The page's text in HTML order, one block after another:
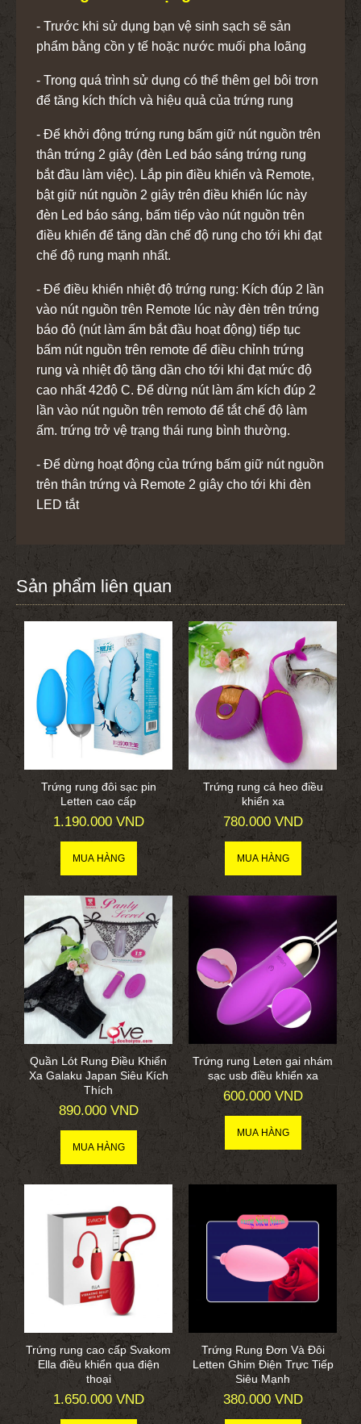
- Trước khi sử dụng bạn vệ sinh sạch sẽ sản
phẩm bằng cồn y tế hoặc nước muối pha loãng
- Trong quá trình sử dụng có thể thêm gel bôi trơn
để tăng kích thích và hiệu quả của trứng rung
- Để khởi động trứng rung bấm giữ nút nguồn trên
thân trứng 2 giây (đèn Led báo sáng trứng rung
bắt đầu làm việc). Lắp pin điều khiển và Remote,
bật giữ nút nguồn 2 giây trên điều khiển lúc này
đèn Led báo sáng, bấm tiếp vào nút nguồn trên
điều khiển để tăng dần chế độ rung cho tới khi đạt
chế độ rung mạnh nhất.
- Để điều khiển nhiệt độ trứng rung: Kích đúp 2 lần
vào nút nguồn trên Remote lúc này đèn trên trứng
báo đỏ (nút làm ấm bắt đầu hoạt động) tiếp tục
bấm nút nguồn trên remote để điều chỉnh trứng
rung và nhiệt độ tăng dần cho tới khi đạt mức độ
cao nhất 42độ C. Để dừng nút làm ấm kích đúp 2
lần vào nút nguồn trên remoto để tắt chế độ làm
ấm. trứng trở vệ trạng thái rung bình thường.
- Để dừng hoạt động của trứng bấm giữ nút nguồn
trên thân trứng và Remote 2 giây cho tới khi đèn
LED tắt
Sản phẩm liên quan
Trứng rung đôi sạc pin
Letten cao cấp
1.190.000 VND
Trứng rung cá heo điều
khiển xa
780.000 VND
Quần Lót Rung Điều Khiển
Xa Galaku Japan Siêu Kích
Thích
890.000 VND
Trứng rung Leten gai nhám
sạc usb điều khiển xa
600.000 VND
Trứng rung cao cấp Svakom
Ella điều khiển qua điện
thoại
1.650.000 VND
Trứng Rung Đơn Và Đôi
Letten Ghim Điện Trực Tiếp
Siêu Mạnh
380.000 VND